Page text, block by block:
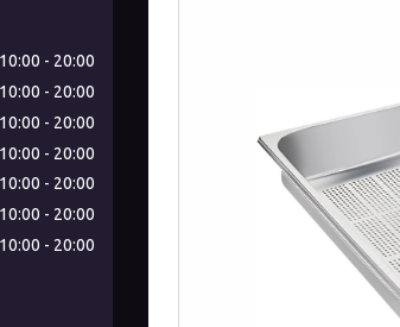
10:00 20:00
10:00 20:00
10:00 20:00
10:00 20:00
10:00 20:00
10:00 20:00
10:00 20:00